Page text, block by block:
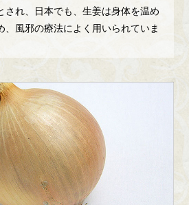
され、日本でも、生姜は身体を温め
、風邪の療法によく用いられていま